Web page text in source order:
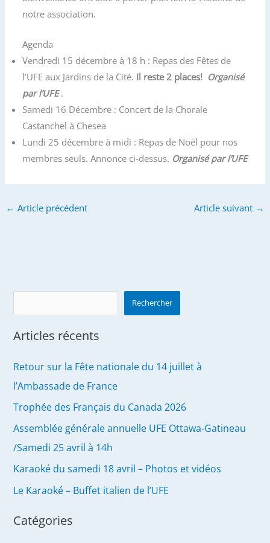
notre association.
Agenda
Vendredi 15 décembre à 18 h : Repas des Fêtes de
l’UFE aux Jardins de la Cité. Il reste 2 places! Organisé
par l’UFE.
Samedi 16 Décembre : Concert de la Chorale
Castanchel à Chesea
Lundi 25 décembre à midi : Repas de Noël pour nos
membres seuls. Annonce ci-dessus. Organisé par l’UFE
← Article précédent Article suivant →
Rechercher
Articles récents
Retour sur la Fête nationale du 14 juillet à
l’Ambassade de France
Trophée des Français du Canada 2026
Assemblée générale annuelle UFE Ottawa-Gatineau
/Samedi 25 avril à 14h
Karaoké du samedi 18 avril – Photos et vidéos
Le Karaoké – Buffet italien de l’UFE
Catégories